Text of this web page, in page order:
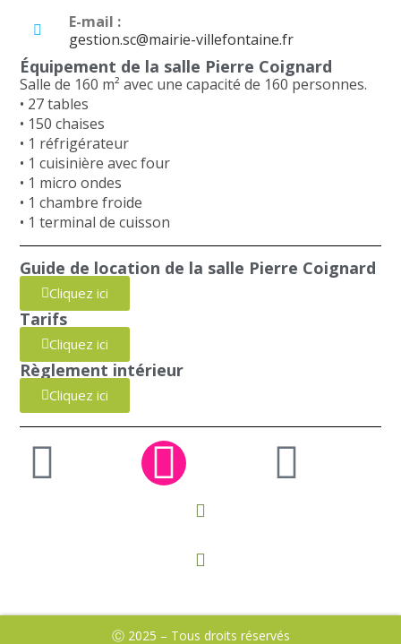
E-mail :
gestion.sc@mairie-villefontaine.fr
Équipement de la salle Pierre Coignard
Salle de 160 m² avec une capacité de 160 personnes.
• 27 tables
• 150 chaises
• 1 réfrigérateur
• 1 cuisinière avec four
• 1 micro ondes
• 1 chambre froide
• 1 terminal de cuisson
Guide de location de la salle Pierre Coignard
Cliquez ici
Tarifs
Cliquez ici
Règlement intérieur
Cliquez ici
Ⓒ 2025 – Tous droits réservés